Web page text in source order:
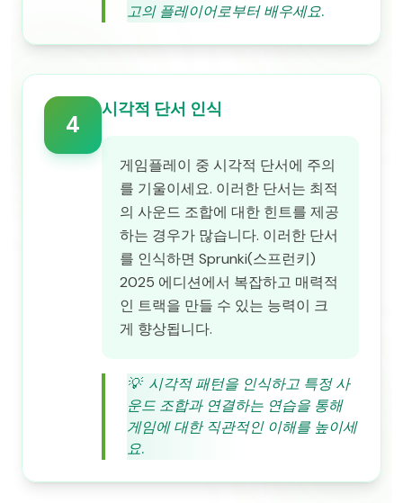
고의 플레이어로부터 배우세요.
4
시각적 단서 인식
게임플레이 중 시각적 단서에 주의
를 기울이세요. 이러한 단서는 최적
의 사운드 조합에 대한 힌트를 제공
하는 경우가 많습니다. 이러한 단서
를 인식하면 Sprunki(스프런키)
2025 에디션에서 복잡하고 매력적
인 트랙을 만들 수 있는 능력이 크
게 향상됩니다.
💡 시각적 패턴을 인식하고 특정 사
운드 조합과 연결하는 연습을 통해
게임에 대한 직관적인 이해를 높이세
요.